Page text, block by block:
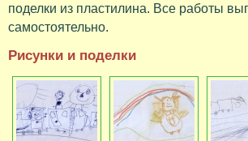
поделки из пластилина. Все работы
самостоятельно.
Рисунки и поделки